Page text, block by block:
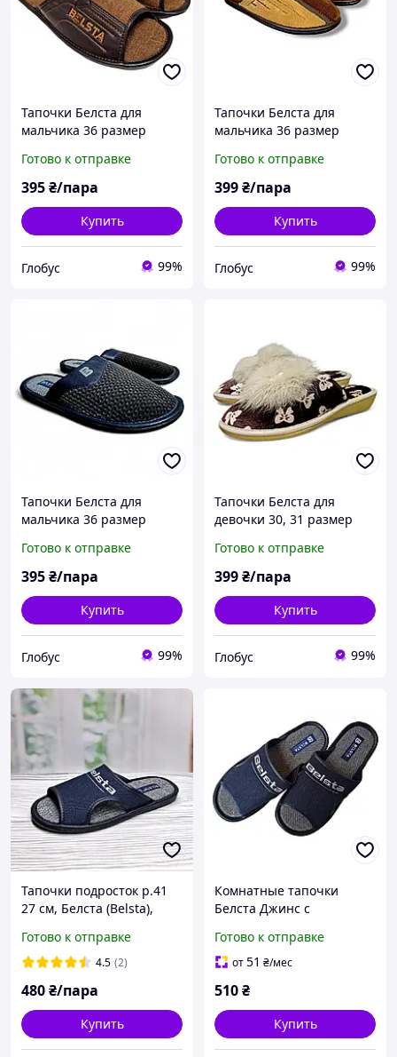
Тапочки Белста для
мальчика 36 размер
Готово к отправке
395₴/пара
Купить
Глобус 99%
Тапочки Белста для
мальчика 36 размер
Готово к отправке
399₴/пара
Купить
Глобус 99%
Тапочки Белста для
мальчика 36 размер
Готово к отправке
395₴/пара
Купить
Глобус 99%
Тапочки Белста для
девочки 30, 31 размер
Готово к отправке
399₴/пара
Купить
Глобус 99%
Тапочки подросток р.41
27 см, Белста (Belsta),
Готово к отправке
4.5 (2)
480₴/пара
Купить
Комнатные тапочки
Белста Джинс с
синие 36
Готово к отправке
от51 ₴/мес
510₴
Купить